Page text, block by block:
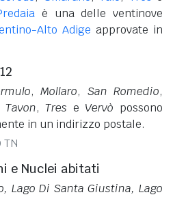
è una delle ventinove
Alto Adige approvate in
, Mollaro, San Romedio,
Tavon,Tres e Vervò possono
in un indirizzo postale.
TN
e Nuclei abitati
Lago Di Santa Giustina, Lago